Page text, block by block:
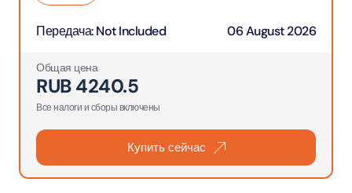
Передача:Not Included 06 August 2026
Общая цена
RUB4240.5
Все налоги и сборы включены
Купить сейчас